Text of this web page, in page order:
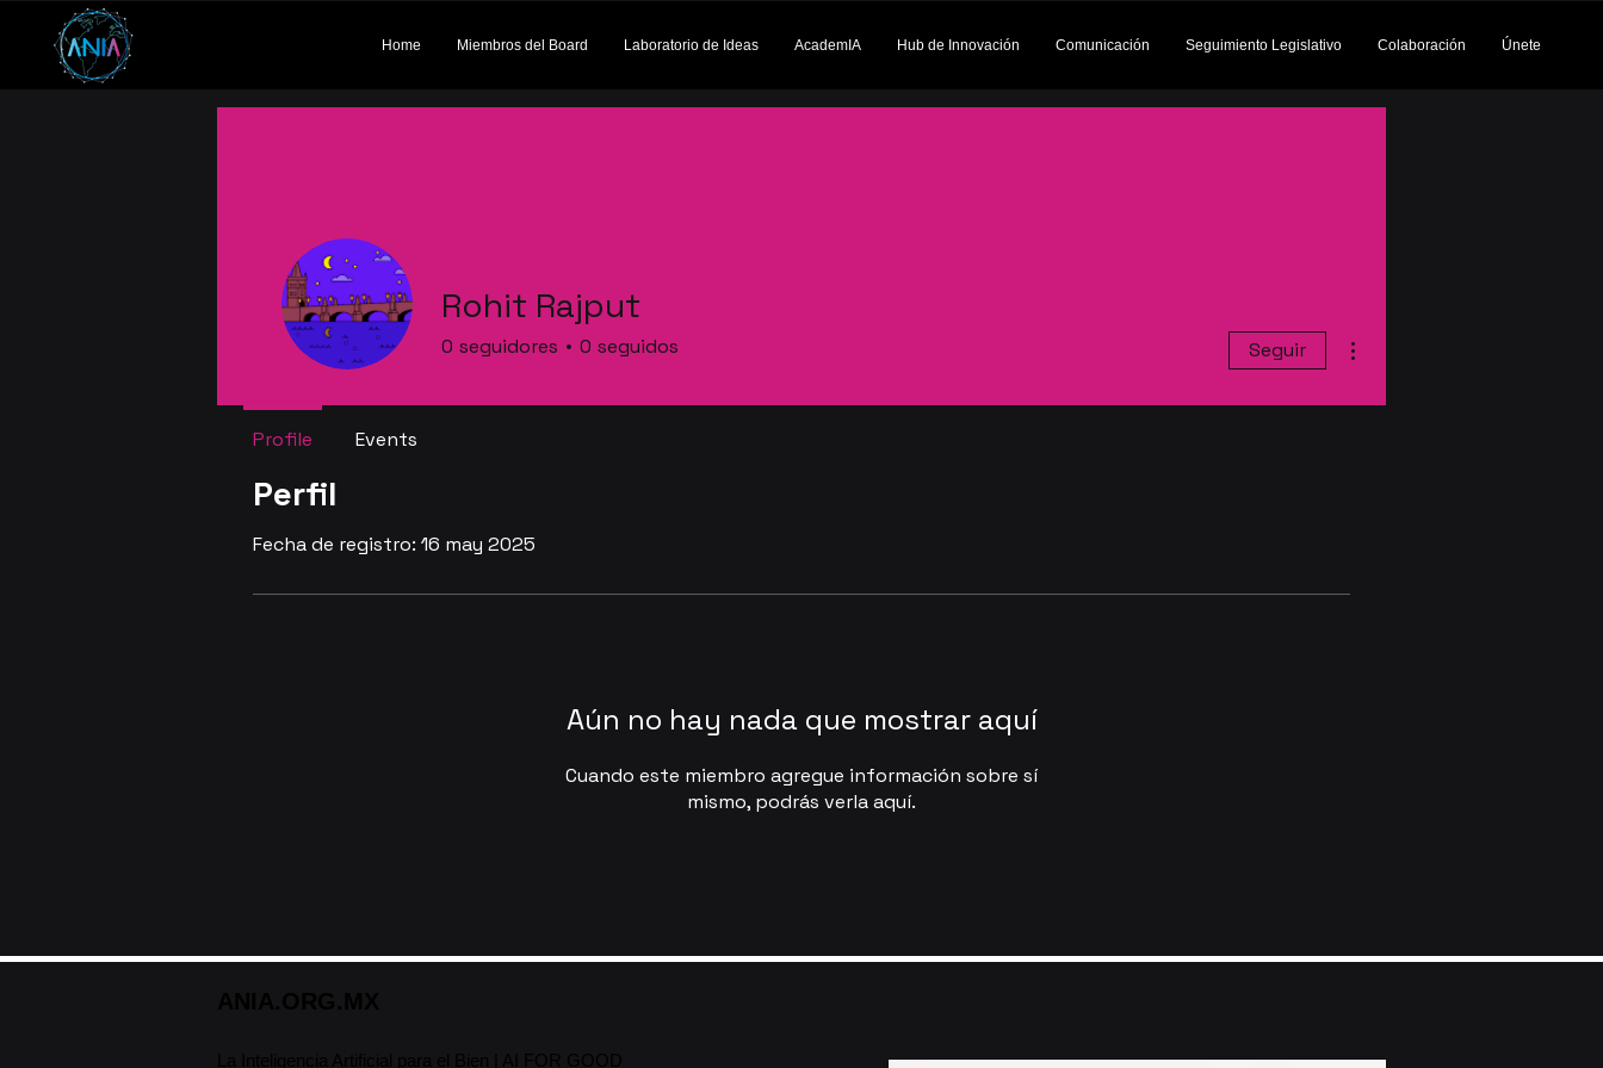
Home Miembros del Board Laboratorio de Ideas AcademIA Hub de Innovación Comunicación Seguimiento Legislativo Colaboración Únete
Perfil
Fecha de registro: 16 may 2025
Aún no hay nada que mostrar aquí
Cuando este miembro agregue información sobre sí
mismo, podrás verla aquí.
Rohit Rajput
0 seguidores 0 seguidos Seguir
Profile Events